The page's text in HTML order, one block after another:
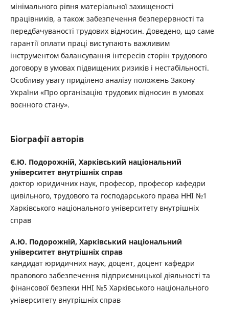
мінімального рівня матеріальної захищеності
працівників, а також забезпечення безперервності та
передбачуваності трудових відносин. Доведено, що саме
гарантії оплати праці виступають важливим
інструментом балансування інтересів сторін трудового
договору в умовах підвищених ризиків і нестабільності.
Особливу увагу приділено аналізу положень Закону
України «Про організацію трудових відносин в умовах
воєнного стану».
Біографії авторів
Є.Ю. Подорожній, Харківський національний
університет внутрішніх справ
доктор юридичних наук, професор, професор кафедри
цивільного, трудового та господарського права ННІ №1
Харківського національного університету внутрішніх
справ
А.Ю. Подорожній, Харківський національний
університет внутрішніх справ
кандидат юридичних наук, доцент, доцент кафедри
правового забезпечення підприємницької діяльності та
фінансової безпеки ННІ №5 Харківського національного
університету внутрішніх справ